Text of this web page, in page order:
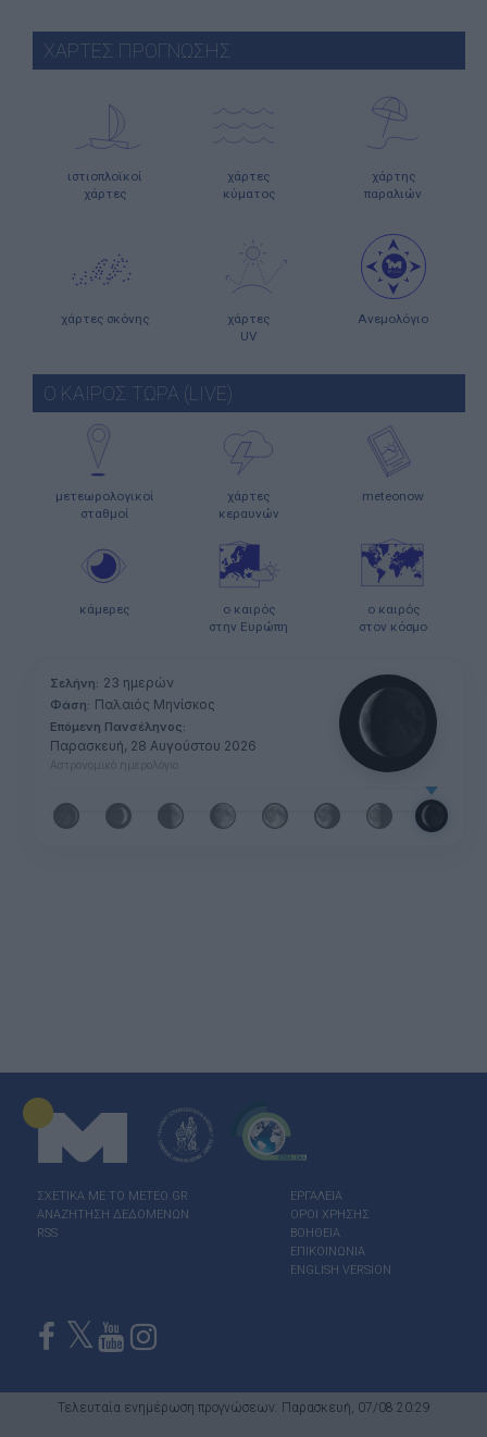
ΧΑΡΤΕΣ ΠΡΟΓΝΩΣΗΣ
ιστιοπλοϊκοί
χάρτες
χάρτες
κύματος
χάρτης
παραλιών
χάρτες σκόνης
χάρτες
UV
Ανεμολόγιο
Ο ΚΑΙΡΟΣ ΤΩΡΑ (LIVE)
μετεωρολογικοί
σταθμοί
χάρτες
κεραυνών
meteonow
κάμερες
ο καιρός
στην Ευρώπη
ο καιρός
στον κόσμο
Σελήνη: 23 ημερών
Φάση: Παλαιός Μηνίσκος
Επόμενη Πανσέληνος:
Παρασκευή, 28 Αυγούστου 2026
Αστρονομικό ημερολόγιο
ΣΧΕΤΙΚΑ ΜΕ ΤΟ ΜΕΤΕΟ.GR
ΑΝΑΖΗΤΗΣΗ ΔΕΔΟΜΕΝΩΝ
RSS
ΕΡΓΑΛΕΙΑ
ΟΡΟΙ ΧΡΗΣΗΣ
ΒΟΗΘΕΙΑ
ΕΠΙΚΟΙΝΩΝΙΑ
ENGLISH VERSION
Τελευταία ενημέρωση προγνώσεων: Παρασκευή, 07/08 20:29